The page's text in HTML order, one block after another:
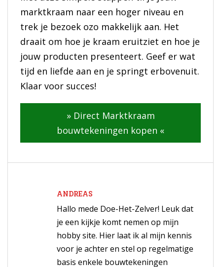
marktkraam naar een hoger niveau en
trek je bezoek ozo makkelijk aan. Het
draait om hoe je kraam eruitziet en hoe je
jouw producten presenteert. Geef er wat
tijd en liefde aan en je springt erbovenuit.
Klaar voor succes!
» Direct Marktkraam
bouwtekeningen kopen «
ANDREAS
Hallo mede Doe-Het-Zelver! Leuk dat
je een kijkje komt nemen op mijn
hobby site. Hier laat ik al mijn kennis
voor je achter en stel op regelmatige
basis enkele bouwtekeningen